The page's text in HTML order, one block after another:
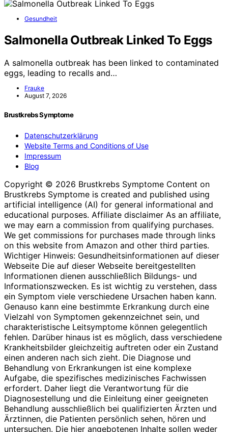
Gesundheit
Salmonella Outbreak Linked To Eggs
A salmonella outbreak has been linked to contaminated
eggs, leading to recalls and…
Frauke
August 7, 2026
Brustkrebs Symptome
Datenschutzerklärung
Website Terms and Conditions of Use
Impressum
Blog
Copyright © 2026 Brustkrebs Symptome Content on
Brustkrebs Symptome is created and published using
artificial intelligence (AI) for general informational and
educational purposes. Affiliate disclaimer As an affiliate,
we may earn a commission from qualifying purchases.
We get commissions for purchases made through links
on this website from Amazon and other third parties.
Wichtiger Hinweis: Gesundheitsinformationen auf dieser
Webseite Die auf dieser Webseite bereitgestellten
Informationen dienen ausschließlich Bildungs- und
Informationszwecken. Es ist wichtig zu verstehen, dass
ein Symptom viele verschiedene Ursachen haben kann.
Genauso kann eine bestimmte Erkrankung durch eine
Vielzahl von Symptomen gekennzeichnet sein, und
charakteristische Leitsymptome können gelegentlich
fehlen. Darüber hinaus ist es möglich, dass verschiedene
Krankheitsbilder gleichzeitig auftreten oder ein Zustand
einen anderen nach sich zieht. Die Diagnose und
Behandlung von Erkrankungen ist eine komplexe
Aufgabe, die spezifisches medizinisches Fachwissen
erfordert. Daher liegt die Verantwortung für die
Diagnosestellung und die Einleitung einer geeigneten
Behandlung ausschließlich bei qualifizierten Ärzten und
Ärztinnen, die Patienten persönlich sehen, hören und
untersuchen. Die hier angebotenen Inhalte sollen weder